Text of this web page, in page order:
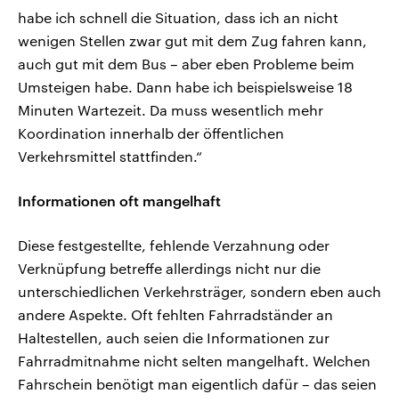
habe ich schnell die Situation, dass ich an nicht
wenigen Stellen zwar gut mit dem Zug fahren kann,
auch gut mit dem Bus – aber eben Probleme beim
Umsteigen habe. Dann habe ich beispielsweise 18
Minuten Wartezeit. Da muss wesentlich mehr
Koordination innerhalb der öffentlichen
Verkehrsmittel stattfinden.“
Informationen oft mangelhaft
Diese festgestellte, fehlende Verzahnung oder
Verknüpfung betreffe allerdings nicht nur die
unterschiedlichen Verkehrsträger, sondern eben auch
andere Aspekte. Oft fehlten Fahrradständer an
Haltestellen, auch seien die Informationen zur
Fahrradmitnahme nicht selten mangelhaft. Welchen
Fahrschein benötigt man eigentlich dafür – das seien